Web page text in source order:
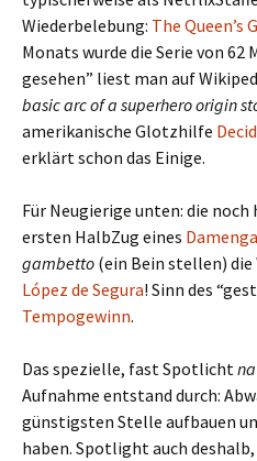
Wiederbelebung: The Queen’s
Monats wurde die Serie von
gesehen” liest man auf
basic arc of a superhero origin
amerikanische Glotzhilfe
erklärt schon das Einige.
Für Neugierige unten: die
ersten HalbZug eines
gambetto (ein Bein stellen) die
López de Segura! Sinn des
Tempogewinn.
Das spezielle, fast Spotlicht
Aufnahme entstand durch:
günstigsten Stelle aufbauen
haben. Spotlight auch